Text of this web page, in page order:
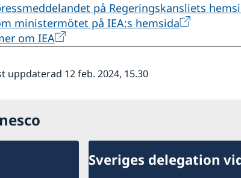
på Regeringskansliets
ministermötet på IEA:s hemsida
om IEA
uppdaterad 12 feb. 2024, 15.30
Sveriges delegation